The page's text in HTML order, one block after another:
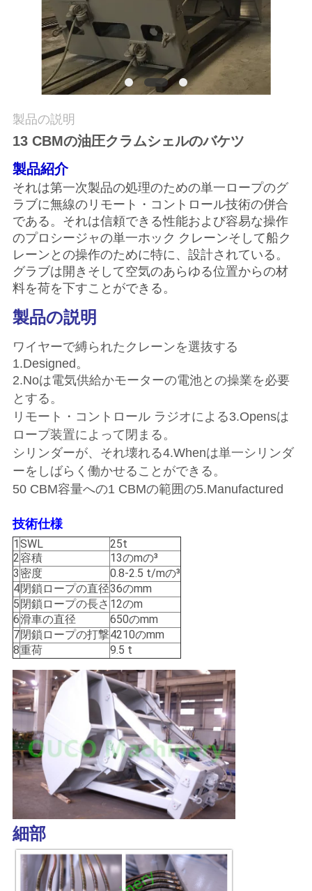
ツ
ア
ー
品
質
管
理
ニ
ュ
ー
ス
事
件
CONTACT
US
地
図
プ
ラ
イ
シ
ー
製品の説明
13 CBMの油圧クラムシェルのバケツ
製品紹介
それは第一次製品の処理のための単一ロープのグ
ラブに無線のリモート・コントロール技術の併合
である。それは信頼できる性能および容易な操作
のプロシージャの単一ホック クレーンそして船ク
レーンとの操作のために特に、設計されている。
グラブは開きそして空気のあらゆる位置からの材
料を荷を下すことができる。
製品の説明
ワイヤーで縛られたクレーンを選抜する
1.Designed。
2.Noは電気供給かモーターの電池との操業を必要
とする。
リモート・コントロール ラジオによる3.Opensは
ロープ装置によって閉まる。
シリンダーが、それ壊れる4.Whenは単一シリンダ
ーをしばらく働かせることができる。
50 CBM容量への1 CBMの範囲の5.Manufactured
技術仕様
1 SWL
25t
2容積
13のmの³
3 密度
0.8-2.5 t/mの³
4閉鎖ロープの直径36のmm
5 閉鎖ロープの長さ 12のm
6滑車の直径
650のmm
7閉鎖ロープの打撃4210のmm
8重荷 9.5 t
細部